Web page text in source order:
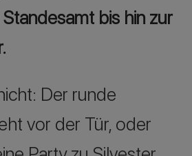
bis hin zur
Der runde
vor der Tür, oder